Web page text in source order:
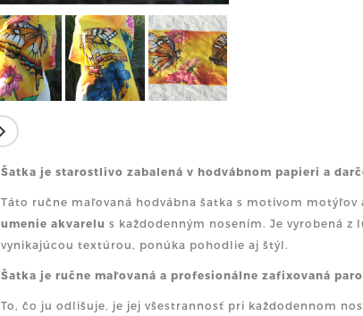
Šatka je starostlivo zabalená v hodvábnom papieri a
Táto ručne maľovaná hodvábna šatka s motívom
umenie akvarelu s každodenným nosením. Je vyrobená
vynikajúcou textúrou, ponúka pohodlie aj štýl.
Šatka je ručne maľovaná a profesionálne zafixovaná
To, čo ju odlišuje, je jej všestrannosť pri každodennom